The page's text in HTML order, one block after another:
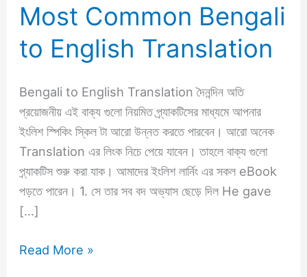
Most Common Bengali
to English Translation
Bengali to English Translation দৈনন্দিন অতি
প্রয়োজনীয় এই বাক্য গুলো নিয়মিত প্র্যাকটিসের মাধ্যমে আপনার
ইংলিশ স্পিকিং স্কিল টা আরো উন্নত করতে পারবেন। আরো অনেক
Translation এর লিংক নিচে পেয়ে যাবেন। তাহলে বাক্য গুলো
প্র্যাকটিস শুরু করা যাক। আমাদের ইংলিশ লার্নিং এর সকল eBook
পড়তে পারেন। 1. সে তার সব বদ অভ্যাস ছেড়ে দিল He gave
[…]
Read More »